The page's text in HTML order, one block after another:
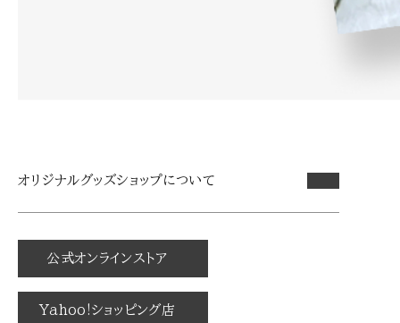
オリジナルグッズショップについて
公式オンラインストア
Yahoo!ショッピング店